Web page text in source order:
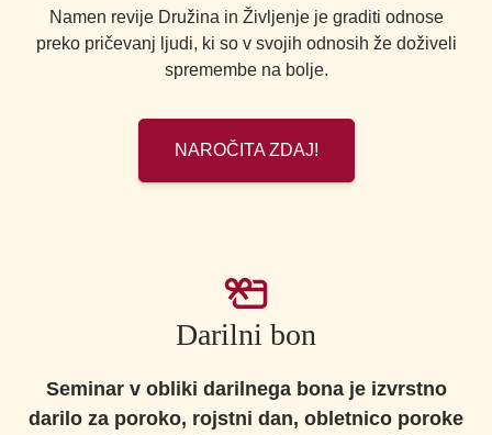
Namen revije Družina in Življenje je graditi odnose
preko pričevanj ljudi, ki so v svojih odnosih že doživeli
spremembe na bolje.
NAROČITA ZDAJ!
Darilni bon
Seminar v obliki darilnega bona je izvrstno
darilo za poroko, rojstni dan, obletnico poroke